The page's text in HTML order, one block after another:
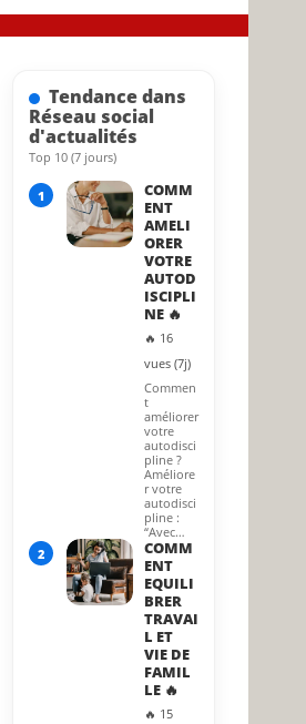
15 June 2022
Tendance dans
Réseau social
d'actualités
Top 10 (7 jours)
1
COMM
ENT
AMELI
ORER
VOTRE
AUTOD
ISCIPLI
NE 🔥
🔥 16
vues (7j)
Commen
t
améliorer
votre
autodisci
pline ?
Améliore
r votre
autodisci
pline :
“Avec…
2
COMM
ENT
EQUILI
BRER
TRAVAI
L ET
VIE DE
FAMIL
LE 🔥
🔥 15